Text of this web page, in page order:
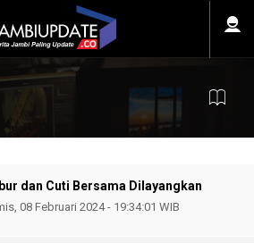
dan Cuti Bersama Dilayangkan
08 Februari 2024 - 19:34:01 WIB